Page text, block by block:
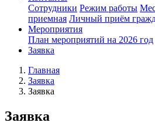
Сотрудники Режим работы
приемная Личный приём
Мероприятия
План мероприятий на 2026 год
Заявка
Главная
Заявка
Заявка
Заявка